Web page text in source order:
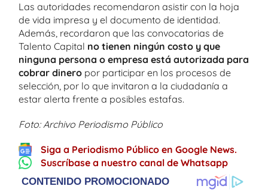
Las autoridades recomendaron asistir con la hoja
de vida impresa y el documento de identidad.
Además, recordaron que las convocatorias de
Talento Capital no tienen ningún costo y que
ninguna persona o empresa está autorizada para
cobrar dinero por participar en los procesos de
selección, por lo que invitaron a la ciudadanía a
estar alerta frente a posibles estafas.
Foto: Archivo Periodismo Público
Siga a Periodismo Público en Google News.
Suscríbase a nuestro canal de Whatsapp